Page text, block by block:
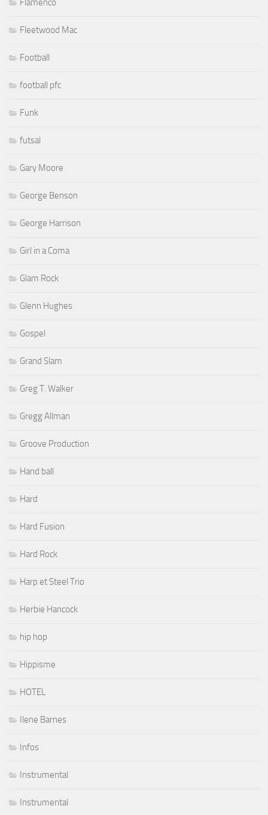
Flamenco
Fleetwood Mac
Football
football pfc
Funk
futsal
Gary Moore
George Benson
George Harrison
Girl in a Coma
Glam Rock
Glenn Hughes
Gospel
Grand Slam
Greg T. Walker
Gregg Allman
Groove Production
Hand ball
Hard
Hard Fusion
Hard Rock
Harp et Steel Trio
Herbie Hancock
hip hop
Hippisme
HOTEL
Ilene Barnes
Infos
Instrumental
Instrumental